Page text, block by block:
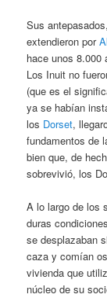
Sus
extendieron por
hace unos 8.000
Los Inuit no
(que es el
ya se habían
los Dorset,
fundamentos de
bien que, de
sobrevivió, los
A lo largo de los
duras
se desplazaban
caza y comían
vivienda que
núcleo de su